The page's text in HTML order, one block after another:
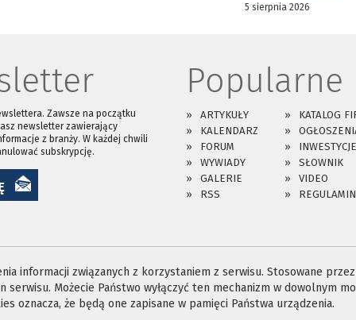
5 sierpnia 2026
Zawsze na początku
newsletter zawierający
z branży. W każdej chwili
subskrypcję.
Popularne
ARTYKUŁY
KATALOG
KALENDARZ
FORUM
INWESTYCJE
WYWIADY
SŁOWNIK
GALERIE
VIDEO
RSS
REGULAMIN
informacji związanych z korzystaniem z serwisu. Stosowane
Możecie Państwo wyłączyć ten mechanizm w dowolnym
oznacza, że będą one zapisane w pamięci Państwa urządzenia.